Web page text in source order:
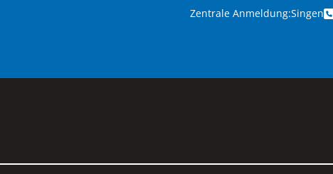
Zentrale Anmeldung:Singen